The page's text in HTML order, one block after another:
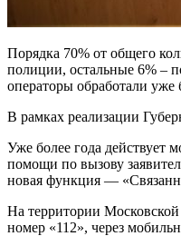
Порядка 70% от общего
полиции, остальные 6% –
операторы обработали
В рамках реализации
Уже более года действует
помощи по вызову
новая функция —
На территории
номер «112», через